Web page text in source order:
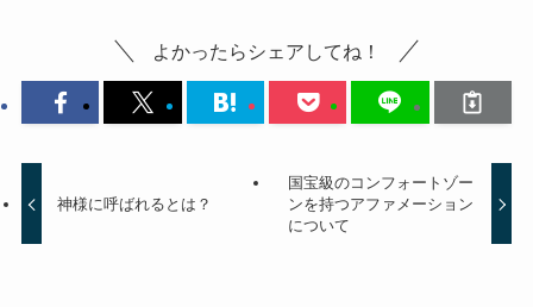
よかったらシェアしてね！
神様に呼ばれるとは？
国宝級のコンフォートゾー
ンを持つアファメーション
について